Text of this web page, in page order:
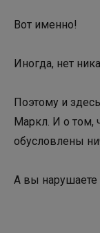
Вот именно!
Иногда, нет
Поэтому и
Маркл. И о том,
обусловлены
А вы нарушаете